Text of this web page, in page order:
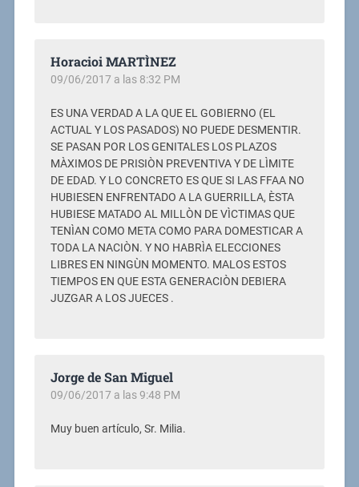
Horacioi MARTÌNEZ
09/06/2017 a las 8:32 PM
ES UNA VERDAD A LA QUE EL GOBIERNO (EL
ACTUAL Y LOS PASADOS) NO PUEDE DESMENTIR.
SE PASAN POR LOS GENITALES LOS PLAZOS
MÀXIMOS DE PRISIÒN PREVENTIVA Y DE LÌMITE
DE EDAD. Y LO CONCRETO ES QUE SI LAS FFAA NO
HUBIESEN ENFRENTADO A LA GUERRILLA, ÈSTA
HUBIESE MATADO AL MILLÒN DE VÌCTIMAS QUE
TENÌAN COMO META COMO PARA DOMESTICAR A
TODA LA NACIÒN. Y NO HABRÌA ELECCIONES
LIBRES EN NINGÙN MOMENTO. MALOS ESTOS
TIEMPOS EN QUE ESTA GENERACIÒN DEBIERA
JUZGAR A LOS JUECES .
Jorge de San Miguel
09/06/2017 a las 9:48 PM
Muy buen artículo, Sr. Milia.